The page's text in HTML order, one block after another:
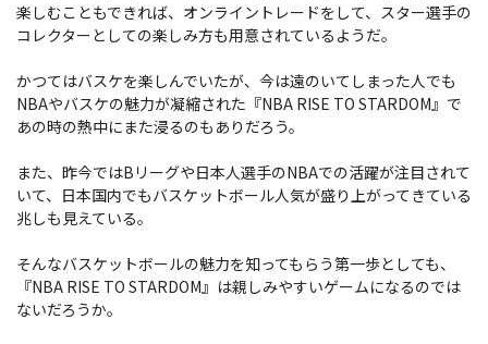
楽しむこともできれば、オンライントレードをして、スター選手の
コレクターとしての楽しみ方も用意されているようだ。
かつてはバスケを楽しんでいたが、今は遠のいてしまった人でも
NBAやバスケの魅力が凝縮された『NBA RISE TO STARDOM』で
あの時の熱中にまた浸るのもありだろう。
また、昨今ではBリーグや日本人選手のNBAでの活躍が注目されて
いて、日本国内でもバスケットボール人気が盛り上がってきている
兆しも見えている。
そんなバスケットボールの魅力を知ってもらう第一歩としても、
『NBA RISE TO STARDOM』は親しみやすいゲームになるのでは
ないだろうか。